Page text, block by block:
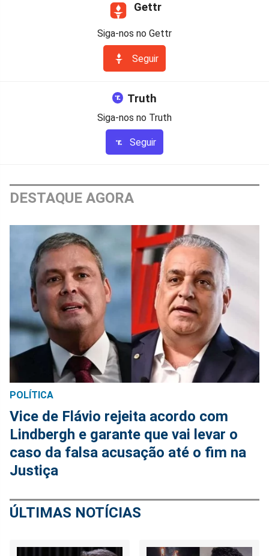
Gettr
Siga-nos no Gettr
Seguir
Truth
Siga-nos no Truth
Seguir
DESTAQUE AGORA
POLÍTICA
Vice de Flávio rejeita acordo com
Lindbergh e garante que vai levar o
caso da falsa acusação até o fim na
Justiça
ÚLTIMAS NOTÍCIAS